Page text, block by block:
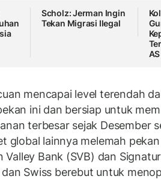
Scholz: Jerman Ingin
Tekan Migrasi Ilegal
AS
mencapai level terendah
ini dan bersiap untuk
terbesar sejak Desember
global lainnya melemah
Valley Bank (SVB) dan
Swiss berebut untuk